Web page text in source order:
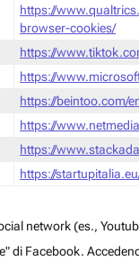
https://
browser-cookies/
https://
https://
https://beintoo.com/
https://
https://
https://
network (es.,
di Facebook.